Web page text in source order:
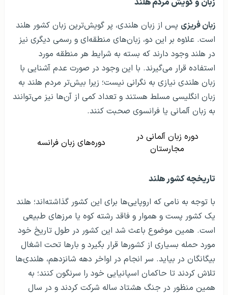
زبان و گویش مردم هلند
زبان فریزی پس از زبان هلندی، پر گویش‌ترین زبان کشور هلند
است. علاوه بر این دو، زبان‌های منطقه‌ای و رسمی دیگری نیز
در هلند وجود دارند که بسته به شرایط هر منطقه مورد
استفاده قرار می‌گیرند. با این وجود در صورت عدم آشنایی با
زبان هلندی نیازی به نگرانی نیست؛ زیرا بیش‌تر مردم هلند به
زبان انگلیسی مسلط هستند و تعداد کمی از آن‌ها نیز می‌توانند
به زبان آلمانی یا فرانسوی صحبت کنند.
دوره زبان آلمانی در
مجارستان
دوره‌های زبان فرانسه
تاریخچه کشور هلند
با توجه به نامی که اروپایی‌ها برای این کشور گذاشته‌اند؛ هلند
یک کشور پست و هموار و فاقد رشته کوه یا مرزهای طبیعی
است. همین موضوع باعث شد این کشور در طول تاریخ خود
مورد حمله بسیاری از کشورها قرار بگیرد و بارها تحت اشغال
بیگانگان در بیاید. سر انجام در اواخر دهه شانزدهم، هلندی‌ها
تلاش کردند تا حاکمان اسپانیایی خود را سرنگون کنند؛ به
همین منظور در جنگ هشتاد ساله شرکت کردند و در سال